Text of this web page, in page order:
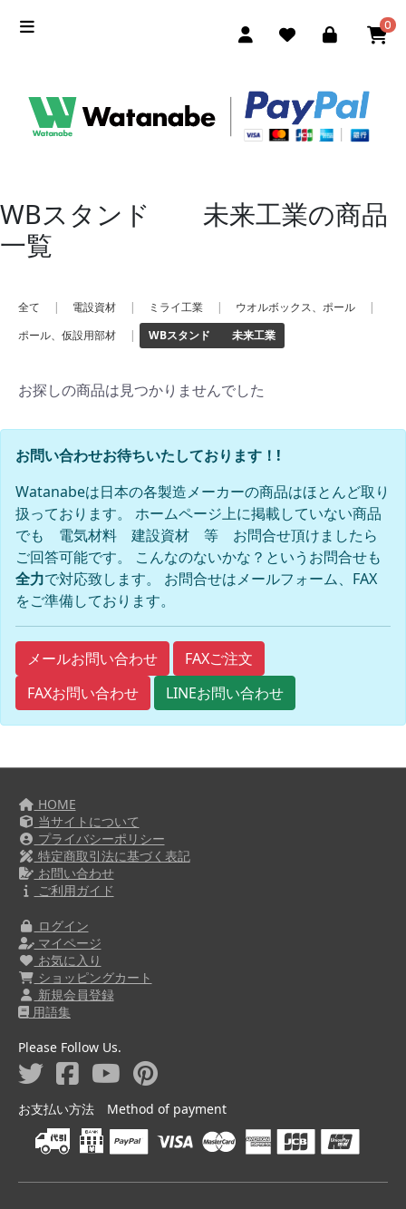
0
WBスタンド 未来工業の商品
一覧
全て | 電設資材 | ミライ工業 | ウオルボックス、ポール
|
ポール、仮設用部材
| WBスタンド 未来工業
お探しの商品は見つかりませんでした
お問い合わせお待ちいたしております！!
Watanabeは日本の各製造メーカーの商品はほとんど取り
扱っております。 ホームページ上に掲載していない商品
でも 電気材料 建設資材 等 お問合せ頂けましたら
ご回答可能です。 こんなのないかな？というお問合せも
全力で対応致します。 お問合せはメールフォーム、FAX
をご準備しております。
メールお問い合わせ
FAXご注文
FAXお問い合わせ
LINEお問い合わせ
HOME
当サイトについて
プライバシーポリシー
特定商取引法に基づく表記
お問い合わせ
ご利用ガイド
ログイン
マイページ
お気に入り
ショッピングカート
新規会員登録
用語集
Please Follow Us.
お支払い方法 Method of payment